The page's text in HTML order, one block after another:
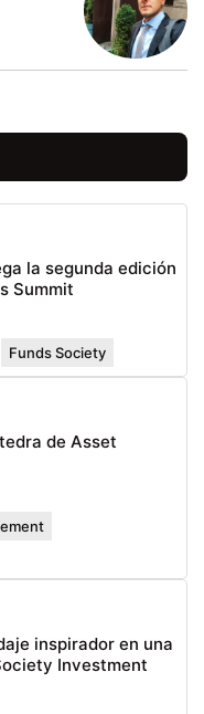
la segunda edición
Summit
Funds Society
de Asset
inspirador en una
Investment